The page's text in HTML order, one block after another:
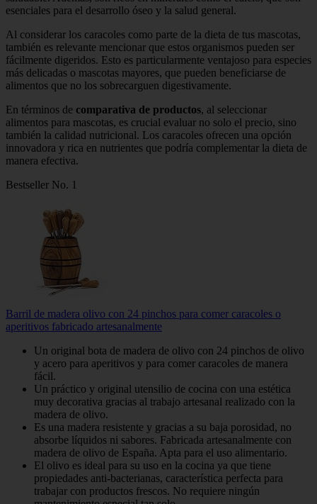
esenciales para el desarrollo óseo y la salud general.
Al considerar los caracoles como parte de la dieta de tus mascotas,
también es relevante mencionar que estos organismos pueden ser
fácilmente digeridos. Esto es particularmente ventajoso para especies
más delicadas o mascotas mayores, que pueden beneficiarse de
alimentos que no los sobrecarguen digestivamente.
En términos de comparativa de productos, al seleccionar
alimentos para mascotas, es crucial evaluar no solo el precio, sino
también la calidad nutricional. Los caracoles ofrecen una opción
innovadora y rica en nutrientes que podría complementar la dieta de
manera efectiva.
Bestseller No. 1
Barril de madera olivo con 24 pinchos para comer caracoles o
aperitivos fabricado artesanalmente
Un original bota de madera de olivo con 24 pinchos de olivo
y acero para aperitivos y para comer caracoles de manera
fácil.
Un práctico y original utensilio de cocina con una estética
muy decorativa gracias al trabajo artesanal realizado con la
madera de olivo.
Es una madera resistente y gracias a su baja porosidad, no
absorbe líquidos ni sabores. Fabricada artesanalmente con
madera de olivo de España. Apta para el uso alimentario.
El olivo es ideal para su uso en la cocina ya que tiene
propiedades anti-bacterianas, característica perfecta para
trabajar con productos frescos. No requiere ningún